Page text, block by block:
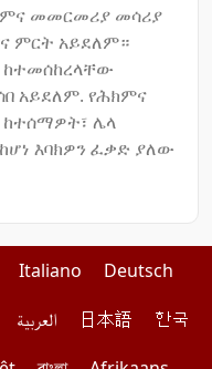
መመርመሪያ መሳሪያ
ምርት አይደለም።
አይደለም. የሕክምና
ሌላ
እባክዎን ፈቃድ ያለው
Italiano
Deutsch
العربية 日本語
한국